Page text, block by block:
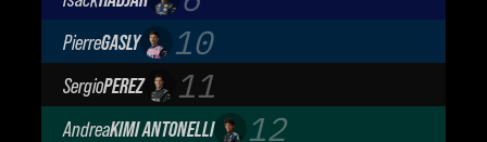
Oracle Red Bull Racing
PierreGASLY 10
BWT Alpine Formula One Team
SergioPEREZ 11
Cadillac Formula 1 Team
AndreaKIMI ANTONELLI 12